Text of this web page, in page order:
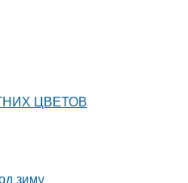
ЦВЕТОВ
зиму